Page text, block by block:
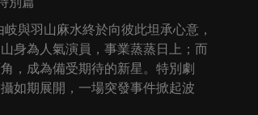
與羽山麻水終於向彼此坦承心意，
身為人氣演員，事業蒸蒸日上；而
，成為備受期待的新星。特別劇
攝如期展開，一場突發事件掀起波